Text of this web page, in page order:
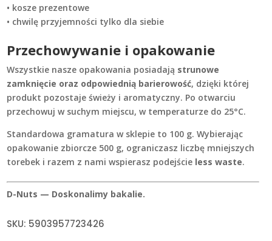
• kosze prezentowe
• chwilę przyjemności tylko dla siebie
Przechowywanie i opakowanie
Wszystkie nasze opakowania posiadają strunowe
zamknięcie oraz odpowiednią barierowość, dzięki której
produkt pozostaje świeży i aromatyczny. Po otwarciu
przechowuj w suchym miejscu, w temperaturze do 25°C.
Standardowa gramatura w sklepie to 100 g. Wybierając
opakowanie zbiorcze 500 g, ograniczasz liczbę mniejszych
torebek i razem z nami wspierasz podejście less waste.
D-Nuts — Doskonalimy bakalie.
SKU: 5903957723426